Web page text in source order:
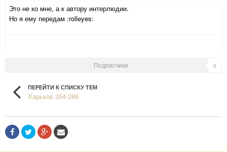
Это не ко мне, а к автору интерлюдии.
Но я ему передам :rolleyes:
Подписчики 0
ПЕРЕЙТИ К СПИСКУ ТЕМ
Харьков 354-286